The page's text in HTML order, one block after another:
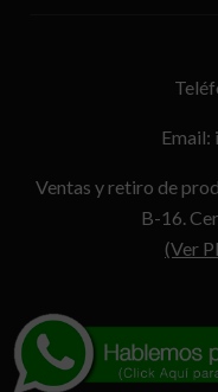
Email:
Ventas y retiro de
B-16.
(Ver